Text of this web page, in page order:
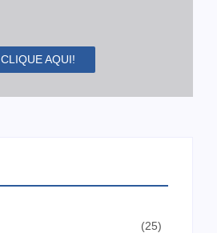
CLIQUE AQUI!
(25)